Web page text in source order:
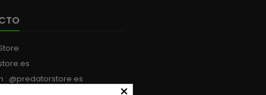
: @predatorstore.es